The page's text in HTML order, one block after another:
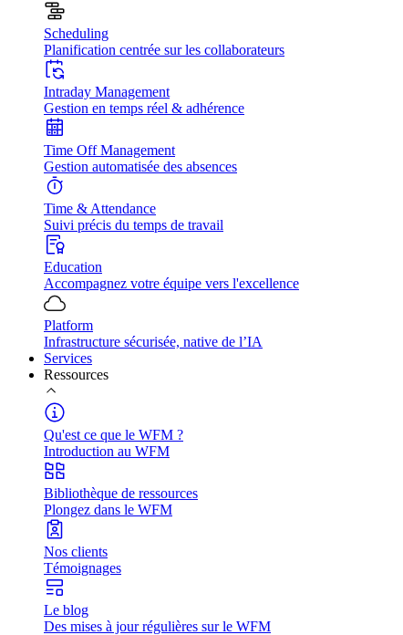
Scheduling
Planification centrée sur les collaborateurs
Intraday Management
Gestion en temps réel & adhérence
Time Off Management
Gestion automatisée des absences
Time & Attendance
Suivi précis du temps de travail
Education
Accompagnez votre équipe vers l'excellence
Platform
Infrastructure sécurisée, native de l’IA
Services
Ressources
Qu'est ce que le WFM ?
Introduction au WFM
Bibliothèque de ressources
Plongez dans le WFM
Nos clients
Témoignages
Le blog
Des mises à jour régulières sur le WFM